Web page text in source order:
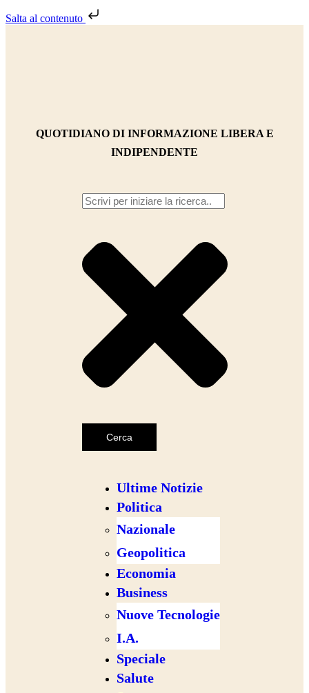
Salta al contenuto
QUOTIDIANO DI INFORMAZIONE LIBERA E
INDIPENDENTE
Cerca
Ultime Notizie
Politica
Nazionale
Geopolitica
Economia
Business
Nuove Tecnologie
I.A.
Speciale
Salute